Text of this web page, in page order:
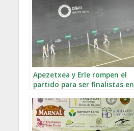
Apezetxea y Erle rompen el
partido para ser finalistas en